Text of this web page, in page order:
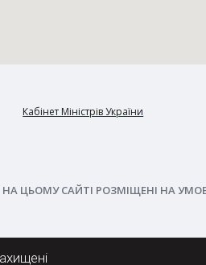
Кабінет Міністрів України
ЦЬОМУ САЙТІ РОЗМІЩЕНІ НА